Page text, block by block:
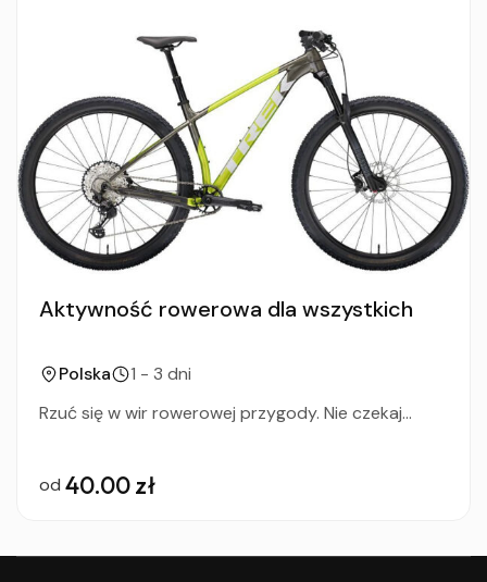
Aktywność rowerowa dla wszystkich
Polska
1 - 3 dni
Rzuć się w wir rowerowej przygody. Nie czekaj...
od 40.00 zł